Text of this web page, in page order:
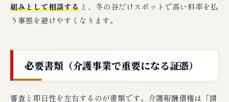
組みとして相談する と、冬の谷だけスポットで高い料率を払
う事態を避けやすくなります。
必要書類（介護事業で重要になる証憑）
審査と即日性を左右するのが書類です。介護報酬債権は「請